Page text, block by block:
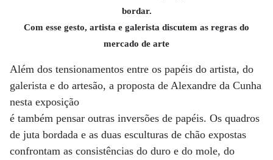
bordar.
Com esse gesto, artista e galerista discutem as regras do
mercado de arte
Além dos tensionamentos entre os papéis do artista, do
galerista e do artesão, a proposta de Alexandre da Cunha
nesta exposição
é também pensar outras inversões de papéis. Os quadros
de juta bordada e as duas esculturas de chão expostas
confrontam as consistências do duro e do mole, do